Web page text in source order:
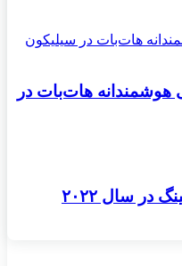
هوشمندانه هات‌بات در
سال ۲۰۲۲